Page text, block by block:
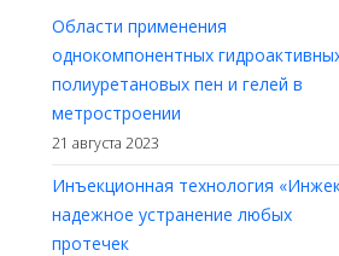
Области применения
однокомпонентных
полиуретановых пен и гелей в
метростроении
21 августа 2023
Инъекционная технология
надежное устранение любых
протечек